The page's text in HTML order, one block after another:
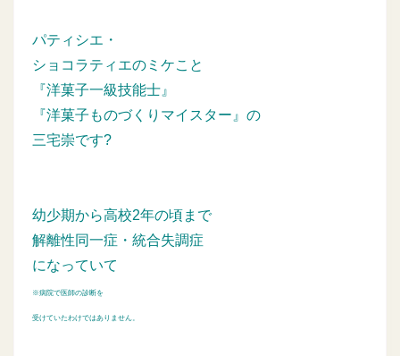
パティシエ・
ショコラティエのミケこと
『洋菓子一級技能士』
『洋菓子ものづくりマイスター』の
三宅崇です?
幼少期から高校2年の頃まで
解離性同一症・統合失調症
になっていて
※病院で医師の診断を
受けていたわけではありません。